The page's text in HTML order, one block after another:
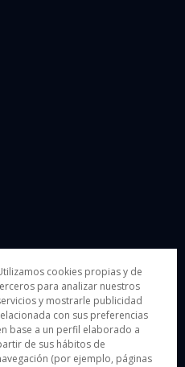
cookies propias y de
para analizar nuestros
y mostrarle publicidad
con sus preferencias
base a un perfil elaborado a
de sus hábitos de
(por ejemplo, páginas